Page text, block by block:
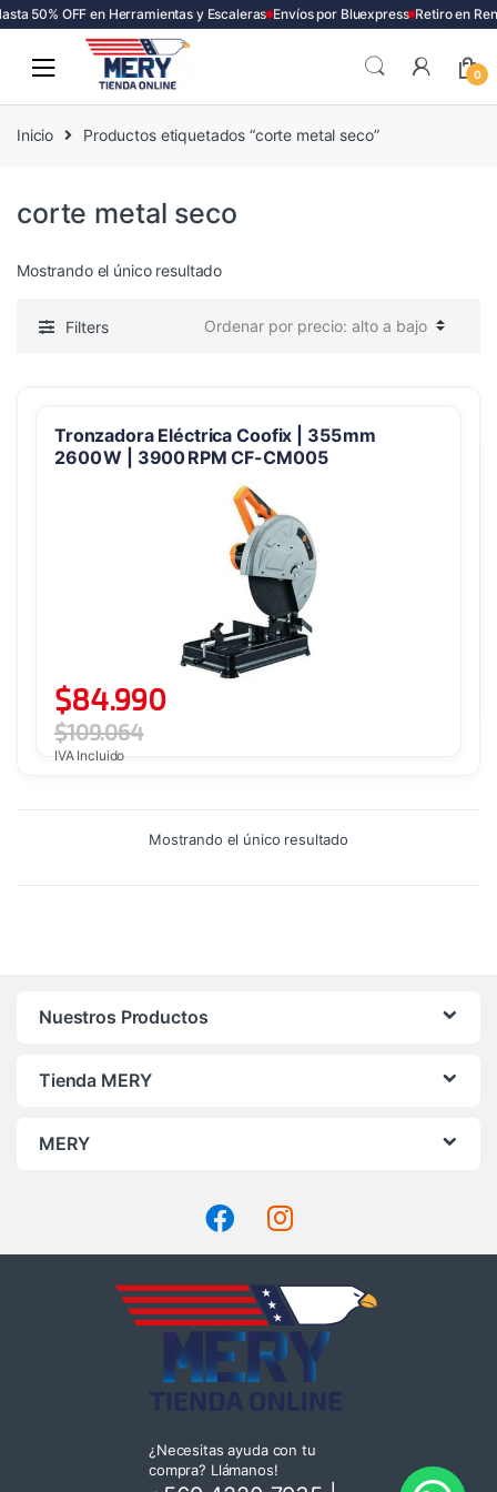
50% OFF en Herramientas y Escaleras Envíos por Bluexpress Retiro en
0
Inicio Productos etiquetados “corte metal seco”
corte metal seco
Mostrando el único resultado
Filters
Tronzadora Eléctrica Coofix | 355 mm
2600 W | 3900 RPM CF-CM005
$84.990
$109.064
IVA Incluido
Mostrando el único resultado
Nuestros Productos
Tienda MERY
MERY
¿Necesitas ayuda con tu
compra? Llámanos!